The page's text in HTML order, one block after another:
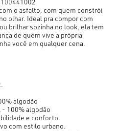
100441002
o asfalto, com quem constrói
olhar. Ideal pra compor com
brilhar sozinha no look, ela tem
de quem vive a própria
você em qualquer cena.
algodão
- 100% algodão
e conforto.
com estilo urbano.